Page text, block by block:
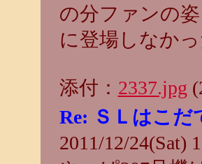
の分ファンの
に登場しなか
添付： 2337.jpg
Re: ＳＬはこ
2011/12/24(Sat)